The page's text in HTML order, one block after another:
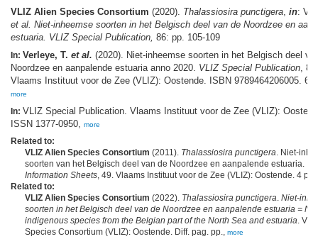
VLIZ Alien Species Consortium (2020). Thalassiosira punctigera, in:
et al. Niet-inheemse soorten in het Belgisch deel van de Noordzee en
estuaria. VLIZ Special Publication, 86: pp. 105-109
In: Verleye, T. et al. (2020). Niet-inheemse soorten in het Belgisch deel
Noordzee en aanpalende estuaria anno 2020. VLIZ Special Publication, 86.
Vlaams Instituut voor de Zee (VLIZ): Oostende. ISBN 9789464206005.
more
In: VLIZ Special Publication. Vlaams Instituut voor de Zee (VLIZ):
ISSN 1377-0950, more
Related to:
VLIZ Alien Species Consortium (2011). Thalassiosira punctigera. Niet-
soorten van het Belgisch deel van de Noordzee en aanpalende estuaria.
Information Sheets, 49. Vlaams Instituut voor de Zee (VLIZ): Oostende. 4
Related to:
VLIZ Alien Species Consortium (2022). Thalassiosira punctigera. Niet-
soorten in het Belgisch deel van de Noordzee en aanpalende estuaria =
indigenous species from the Belgian part of the North Sea and estuaria.
Species Consortium (VLIZ): Oostende. Diff. pag. pp., more